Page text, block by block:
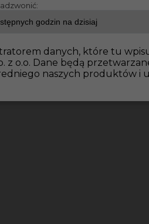
wykończeniowe Niemcy
danych, które tu
z o.o. Dane będą
naszych produktów i